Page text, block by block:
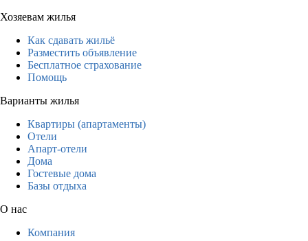
Хозяевам жилья
Как сдавать жильё
Разместить объявление
Бесплатное страхование
Помощь
Варианты жилья
Квартиры (апартаменты)
Отели
Апарт-отели
Дома
Гостевые дома
Базы отдыха
О нас
Компания